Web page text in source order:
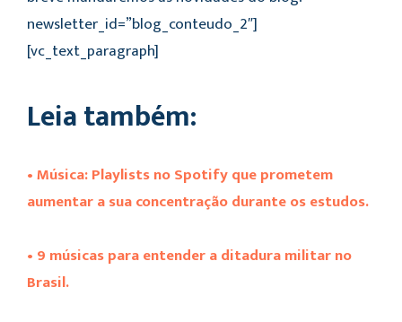
newsletter_id=”blog_conteudo_2″]
[vc_text_paragraph]
Leia também:
• Música: Playlists no Spotify que prometem
aumentar a sua concentração durante os estudos.
• 9 músicas para entender a ditadura militar no
Brasil.